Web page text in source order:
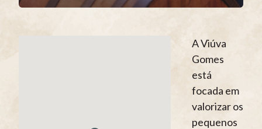
A Viúva
Gomes
está
focada em
valorizar os
pequenos